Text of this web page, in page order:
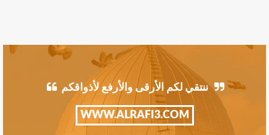
ننتقي لكم الأرقى والأرفع لأذواقكم
WWW.ALRAFI3.COM